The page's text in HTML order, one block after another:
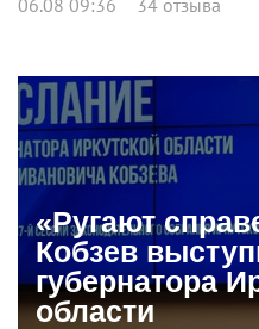
«Ругают
Кобзев
губернатора
области